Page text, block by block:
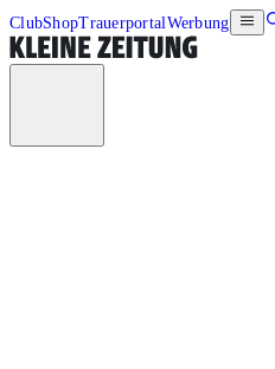
ClubShopTrauerportalWerbung